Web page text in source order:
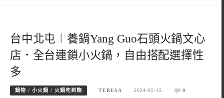
台中北屯︱養鍋Yang Guo石頭火鍋文心
店．全台連鎖小火鍋，自由搭配選擇性
多
鍋物 / 小火鍋 / 火鍋吃到飽 TERESA 2024-05-15 0